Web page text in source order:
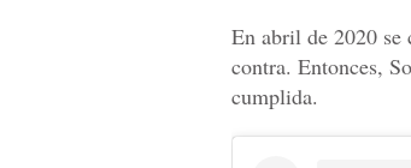
En abril de 2020 se
contra. Entonces,
cumplida.